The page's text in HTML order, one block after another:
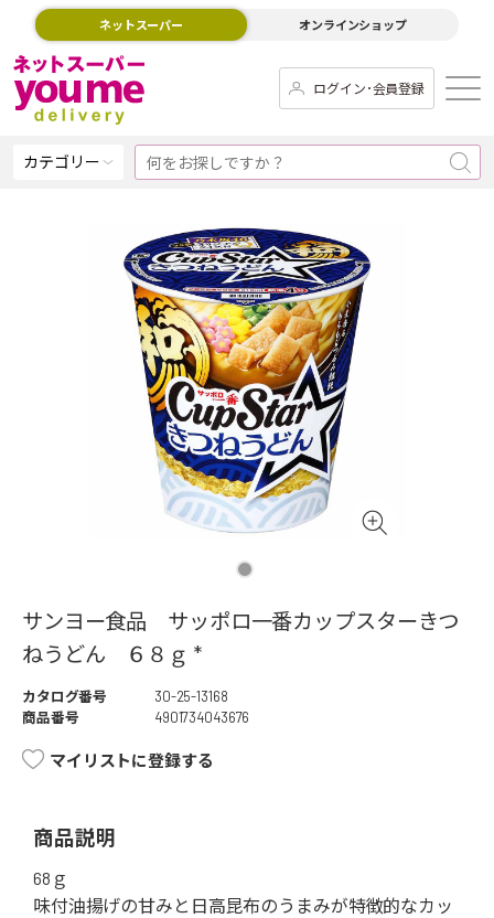
ネットスーパー オンラインショップ
ログイン･会員登録
カテゴリー
サンヨー食品 サッポロ一番カップスターきつ
ねうどん ６８ｇ *
カタログ番号
30-25-13168
商品番号
4901734043676
マイリストに登録する
商品説明
68ｇ
味付油揚げの甘みと日高昆布のうまみが特徴的なカッ